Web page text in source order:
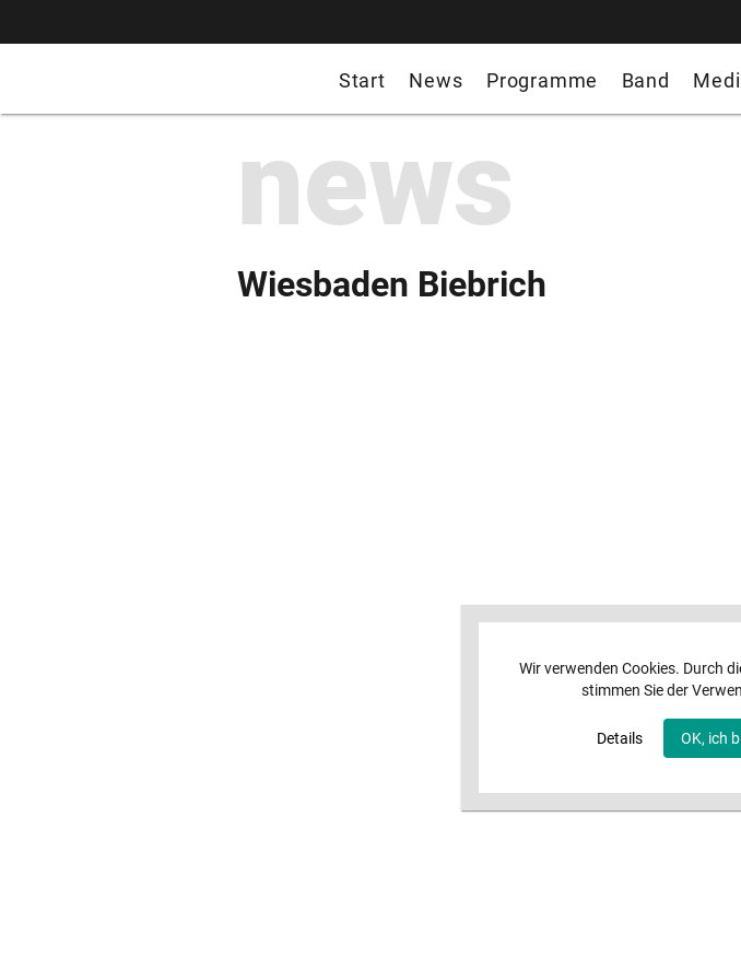
Start News Programme Band
Wir verwenden Cookies. Durch
stimmen Sie der
Details OK, ich
news
Wiesbaden Biebrich